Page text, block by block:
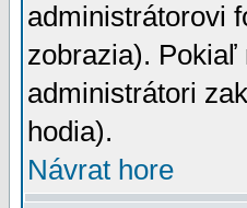
administrátorovi
zobrazia). Pokiaľ
administrátori
hodia).
Návrat hore